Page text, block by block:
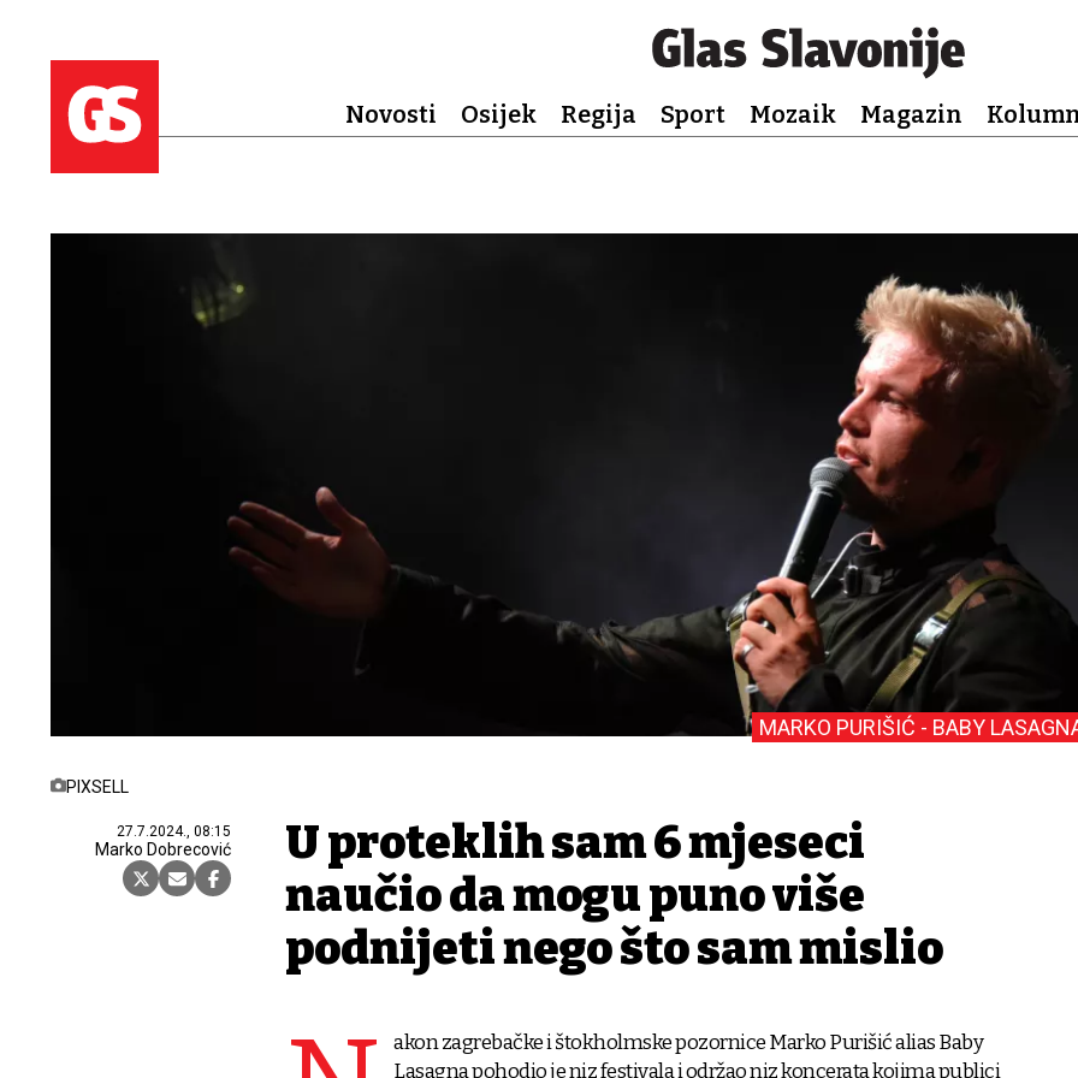
Novosti Osijek Regija Sport Mozaik Magazin
PIXSELL
27.7.2024., 08:15
Marko Dobrecović
MARKO PURIŠIĆ - BABY
U proteklih sam 6 mjeseci
naučio da mogu puno više
podnijeti nego što sam mislio
akon zagrebačke i štokholmske pozornice Marko Purišić alias Baby
Lasagna pohodio je niz festivala i održao niz koncerata kojima publici